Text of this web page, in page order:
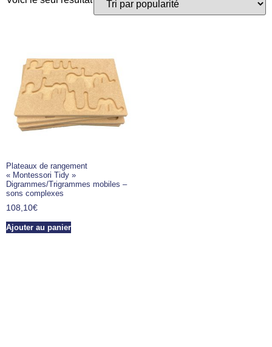
Plateaux de rangement
« Montessori Tidy »
Digrammes/Trigrammes mobiles –
sons complexes
108,10€
Ajouter au panier